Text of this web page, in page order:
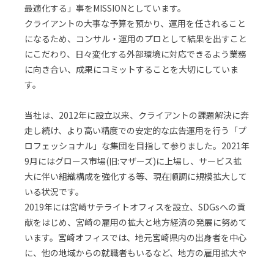
最適化する」事をMISSIONとしています。
クライアントの大事な予算を預かり、運用を任されること
になるため、コンサル・運用のプロとして結果を出すこと
にこだわり、日々変化する外部環境に対応できるよう業務
に向き合い、成果にコミットすることを大切にしていま
す。
当社は、2012年に設立以来、クライアントの課題解決に奔
走し続け、より高い精度での安定的な広告運用を行う「プ
ロフェッショナル」な集団を目指して参りました。2021年
9月にはグロース市場(旧:マザーズ)に上場し、サービス拡
大に伴い組織構成を強化する等、現在順調に規模拡大して
いる状況です。
2019年には宮崎サテライトオフィスを設立、SDGsへの貢
献をはじめ、宮崎の雇用の拡大と地方経済の発展に努めて
います。宮崎オフィスでは、地元宮崎県内の出身者を中心
に、他の地域からの就職者もいるなど、地方の雇用拡大や